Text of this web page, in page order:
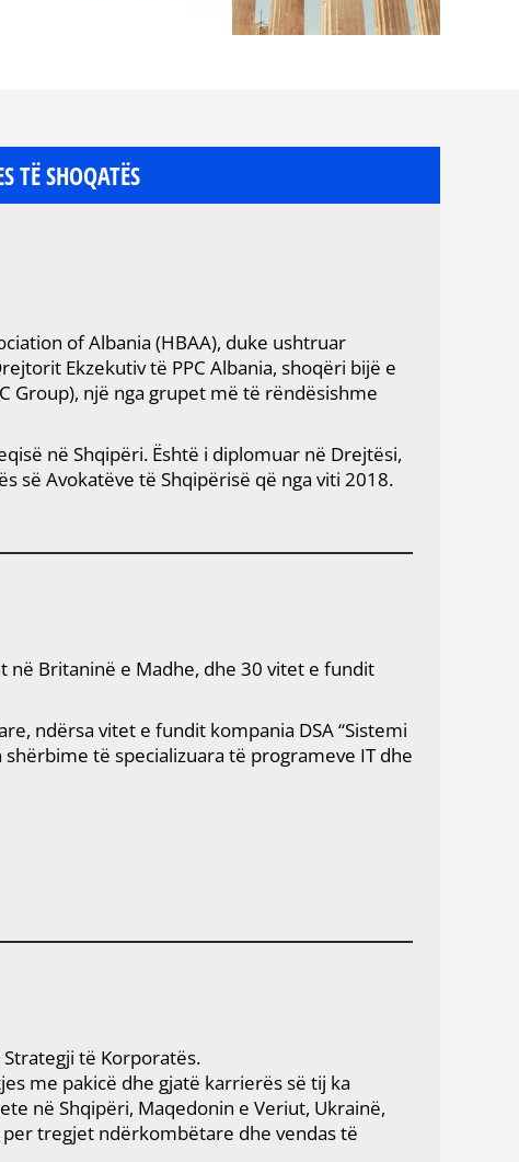
TË SHOQATËS
of Albania (HBAA), duke ushtruar
Ekzekutiv të PPC Albania, shoqëri bijë e
Group), një nga grupet më të rëndësishme
në Shqipëri. Është i diplomuar në Drejtësi,
së Avokatëve të Shqipërisë që nga viti 2018.
në Britaninë e Madhe, dhe 30 vitet e fundit
ndërsa vitet e fundit kompania DSA “Sistemi
të specializuara të programeve IT dhe
të Korporatës.
me pakicë dhe gjatë karrierës së tij ka
në Shqipëri, Maqedonin e Veriut, Ukrainë,
tregjet ndërkombëtare dhe vendas të